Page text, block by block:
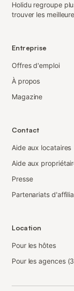
Holidu regroupe
trouver les
Entreprise
Offres d'emploi
À propos
Magazine
Contact
Aide aux locataires
Aide aux
Presse
Partenariats
Location
Pour les hôtes
Pour les agences